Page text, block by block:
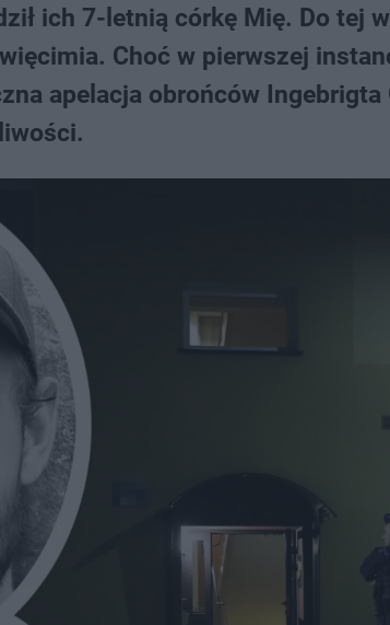
ich 7-letnią córkę Mię. Do tej
Choć w pierwszej
apelacja obrońców Ingebrigta